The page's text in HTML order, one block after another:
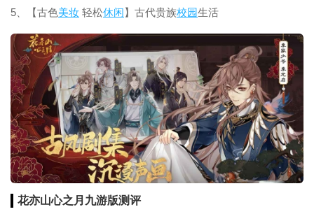
5、【古色美妆 轻松休闲】古代贵族校园生活
花亦山心之月九游版测评